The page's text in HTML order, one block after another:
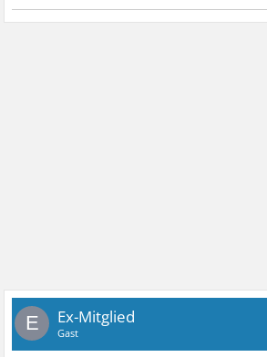
E Ex-Mitglied
Gast